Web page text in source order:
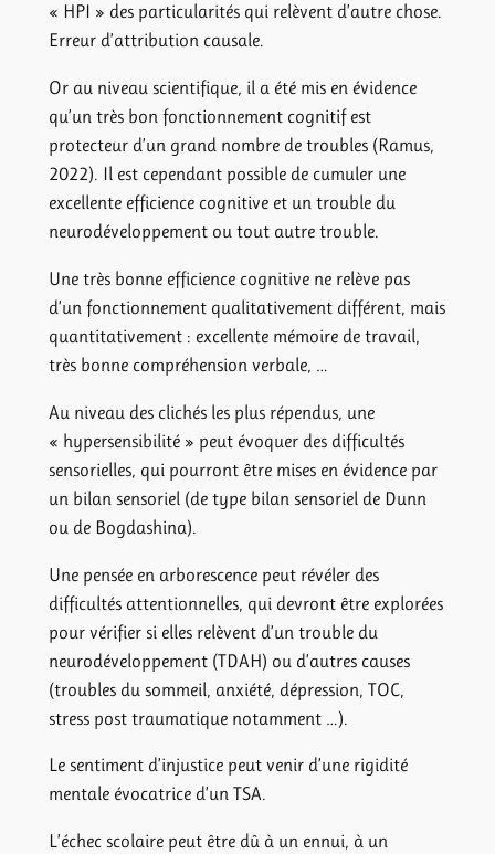
« HPI » des particularités qui relèvent d’autre chose.
Erreur d’attribution causale.
Or au niveau scientifique, il a été mis en évidence
qu’un très bon fonctionnement cognitif est
protecteur d’un grand nombre de troubles (Ramus,
2022). Il est cependant possible de cumuler une
excellente efficience cognitive et un trouble du
neurodéveloppement ou tout autre trouble.
Une très bonne efficience cognitive ne relève pas
d’un fonctionnement qualitativement différent, mais
quantitativement : excellente mémoire de travail,
très bonne compréhension verbale, …
Au niveau des clichés les plus répendus, une
« hypersensibilité » peut évoquer des difficultés
sensorielles, qui pourront être mises en évidence par
un bilan sensoriel (de type bilan sensoriel de Dunn
ou de Bogdashina).
Une pensée en arborescence peut révéler des
difficultés attentionnelles, qui devront être explorées
pour vérifier si elles relèvent d’un trouble du
neurodéveloppement (TDAH) ou d’autres causes
(troubles du sommeil, anxiété, dépression, TOC,
stress post traumatique notamment …).
Le sentiment d’injustice peut venir d’une rigidité
mentale évocatrice d’un TSA.
L’échec scolaire peut être dû à un ennui, à un